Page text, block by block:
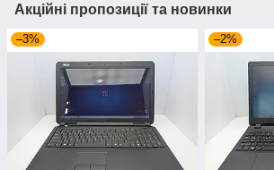
Акційні пропозиції та новинки
–3% –2%